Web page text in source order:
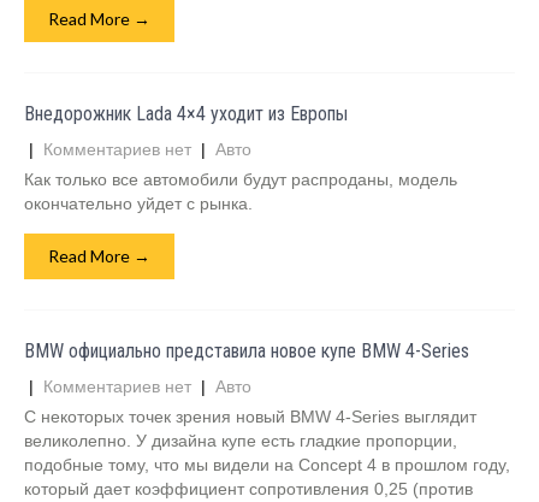
Read More →
Внедорожник Lada 4×4 уходит из Европы
| Комментариев нет | Авто
Как только все автомобили будут распроданы, модель
окончательно уйдет с рынка.
Read More →
BMW официально представила новое купе BMW 4-Series
| Комментариев нет | Авто
С некоторых точек зрения новый BMW 4-Series выглядит
великолепно. У дизайна купе есть гладкие пропорции,
подобные тому, что мы видели на Concept 4 в прошлом году,
который дает коэффициент сопротивления 0,25 (против